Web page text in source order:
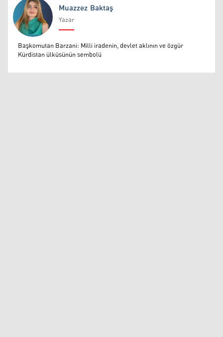
Muazzez Baktaş
Muazzez Baktaş
Yazar
Başkomutan Barzani: Milli iradenin, devlet aklının ve özgür
Kürdistan ülküsünün sembolü